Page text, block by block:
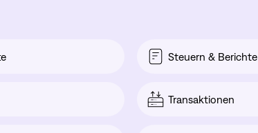
Steuern & Berichte
Transaktionen